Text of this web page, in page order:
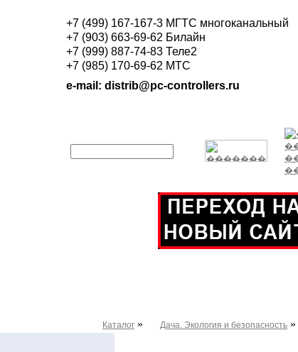
+7 (499) 167-167-3 МГТС многоканальный
+7 (903) 663-69-62 Билайн
+7 (999) 887-74-83 Теле2
+7 (985) 170-69-62 МТС
e-mail: distrib@pc-controllers.ru
Каталог » Дача. Экология и безопасность